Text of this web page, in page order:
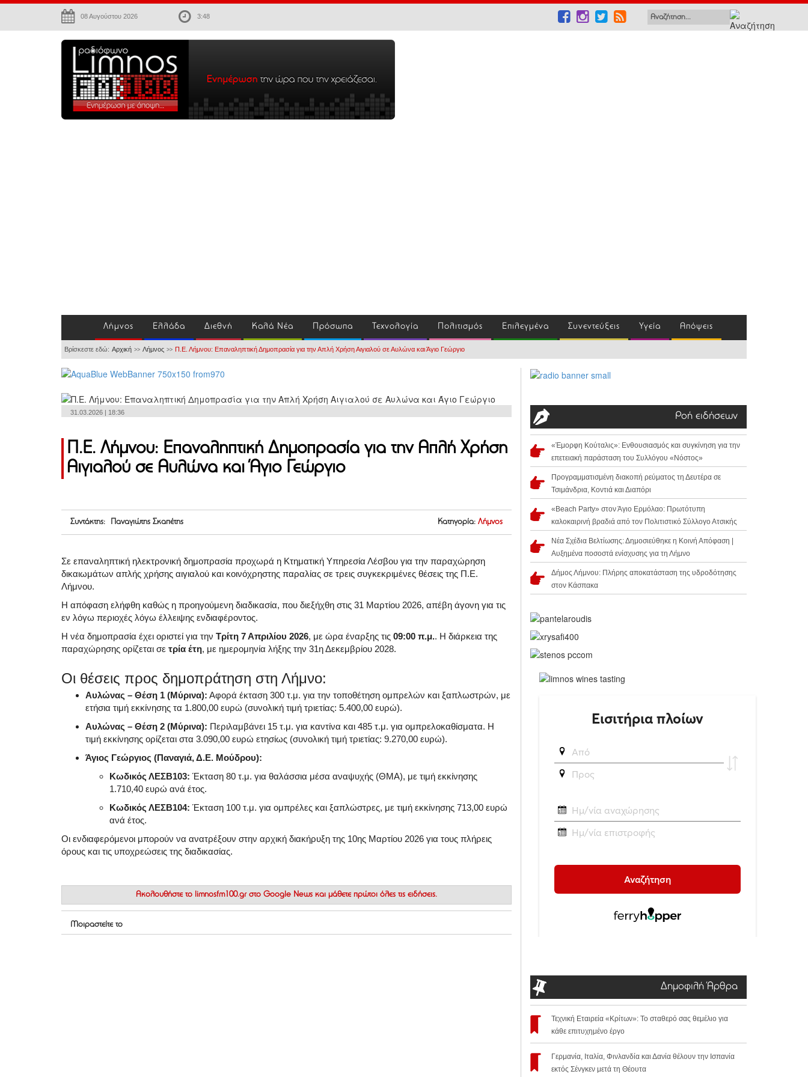
08 Αυγούστου 2026 3:48
Λήμνος Ελλάδα Διεθνή Καλά Νέα Πρόσωπα Τεχνολογία Πολιτισμός Επιλεγμένα Συνεντεύξεις Υγεία Απόψεις
Βρίσκεστε εδώ: Αρχική >> Λήμνος >> Π.Ε. Λήμνου: Επαναληπτική Δημοπρασία για την Απλή Χρήση Αιγιαλού σε Αυλώνα και Άγιο Γεώργιο
31.03.2026 | 18:36
Π.Ε. Λήμνου: Επαναληπτική Δημοπρασία για την Απλή Χρήση
Αιγιαλού σε Αυλώνα και Άγιο Γεώργιο
Συντάκτης: Παναγιώτης Σκαπέτης Κατηγορία: Λήμνος
Σε επαναληπτική ηλεκτρονική δημοπρασία προχωρά η Κτηματική Υπηρεσία Λέσβου για την παραχώρηση
δικαιωμάτων απλής χρήσης αιγιαλού και κοινόχρηστης παραλίας σε τρεις συγκεκριμένες θέσεις της Π.Ε.
Λήμνου.
Η απόφαση ελήφθη καθώς η προηγούμενη διαδικασία, που διεξήχθη στις 31 Μαρτίου 2026, απέβη άγονη για τις
εν λόγω περιοχές λόγω έλλειψης ενδιαφέροντος.
Η νέα δημοπρασία έχει οριστεί για την Τρίτη 7 Απριλίου 2026, με ώρα έναρξης τις 09:00 π.μ.. Η διάρκεια της
παραχώρησης ορίζεται σε τρία έτη, με ημερομηνία λήξης την 31η Δεκεμβρίου 2028.
Οι θέσεις προς δημοπράτηση στη Λήμνο:
Αυλώνας – Θέση 1 (Μύρινα): Αφορά έκταση 300 τ.μ. για την τοποθέτηση ομπρελών και ξαπλωστρών, με
ετήσια τιμή εκκίνησης τα 1.800,00 ευρώ (συνολική τιμή τριετίας: 5.400,00 ευρώ).
Αυλώνας – Θέση 2 (Μύρινα): Περιλαμβάνει 15 τ.μ. για καντίνα και 485 τ.μ. για ομπρελοκαθίσματα. Η
τιμή εκκίνησης ορίζεται στα 3.090,00 ευρώ ετησίως (συνολική τιμή τριετίας: 9.270,00 ευρώ).
Άγιος Γεώργιος (Παναγιά, Δ.Ε. Μούδρου):
Κωδικός ΛΕΣΒ103: Έκταση 80 τ.μ. για θαλάσσια μέσα αναψυχής (ΘΜΑ), με τιμή εκκίνησης
1.710,40 ευρώ ανά έτος.
Κωδικός ΛΕΣΒ104: Έκταση 100 τ.μ. για ομπρέλες και ξαπλώστρες, με τιμή εκκίνησης 713,00 ευρώ
ανά έτος.
Οι ενδιαφερόμενοι μπορούν να ανατρέξουν στην αρχική διακήρυξη της 10ης Μαρτίου 2026 για τους πλήρεις
όρους και τις υποχρεώσεις της διαδικασίας.
Ακολουθήστε το limnosfm100.gr στο Google News και μάθετε πρώτοι όλες τις ειδήσεις.
Μοιραστείτε το
Ροή ειδήσεων
«Έμορφη Κούταλις»: Ενθουσιασμός και συγκίνηση για την
επετειακή παράσταση του Συλλόγου «Νόστος»
Προγραμματισμένη διακοπή ρεύματος τη Δευτέρα σε
Τσιμάνδρια, Κοντιά και Διαπόρι
«Beach Party» στον Άγιο Ερμόλαο: Πρωτότυπη
καλοκαιρινή βραδιά από τον Πολιτιστικό Σύλλογο Ατσικής
Νέα Σχέδια Βελτίωσης: Δημοσιεύθηκε η Κοινή Απόφαση |
Αυξημένα ποσοστά ενίσχυσης για τη Λήμνο
Δήμος Λήμνου: Πλήρης αποκατάσταση της υδροδότησης
στον Κάσπακα
Δημοφιλή Άρθρα
Τεχνική Εταιρεία «Κρίτων»: Το σταθερό σας θεμέλιο για
κάθε επιτυχημένο έργο
Γερμανία, Ιταλία, Φινλανδία και Δανία θέλουν την Ισπανία
εκτός Σένγκεν μετά τη Θέουτα